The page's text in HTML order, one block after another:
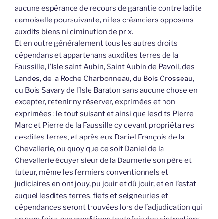
aucune espérance de recours de garantie contre ladite
damoiselle poursuivante, ni les créanciers opposans
auxdits biens ni diminution de prix.
Et en outre généralement tous les autres droits
dépendans et appartenans auxdites terres de la
Faussille, l’Isle saint Aubin, Saint Aubin de Pavoil, des
Landes, de la Roche Charbonneau, du Bois Crosseau,
du Bois Savary de l’Isle Baraton sans aucune chose en
excepter, retenir ny réserver, exprimées et non
exprimées : le tout suisant et ainsi que lesdits Pierre
Marc et Pierre de la Faussille cy devant propriétaires
desdites terres, et après eux Daniel François de la
Chevallerie, ou quoy que ce soit Daniel de la
Chevallerie écuyer sieur de la Daumerie son père et
tuteur, même les fermiers conventionnels et
judiciaires en ont jouy, pu jouir et dû jouir, et en l’estat
auquel lesdites terres, fiefs et seigneuries et
dépendances seront trouvées lors de l’adjudication qui